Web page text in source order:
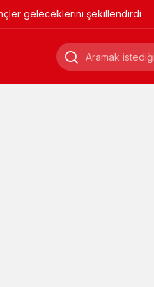
geleceklerini şekillendirdi